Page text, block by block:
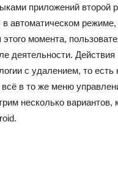
приложений второй
в автоматическом
момента,
деятельности. Действия
с удалением, то есть
в то же меню
несколько вариантов,